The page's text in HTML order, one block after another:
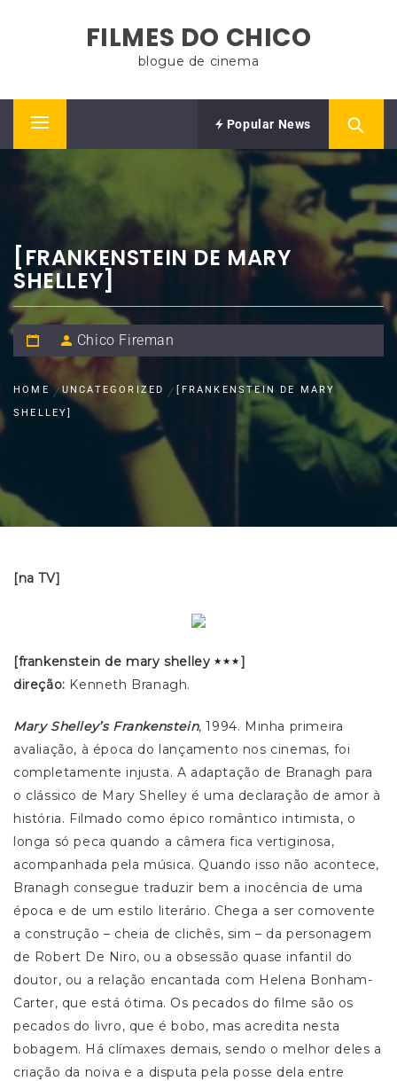
FILMES DO CHICO
blogue de cinema
Primary
Popular News
[FRANKENSTEIN DE MARY
SHELLEY]
Chico Fireman
HOME UNCATEGORIZED
[FRANKENSTEIN DE MARY
SHELLEY]
[na TV]
[frankenstein de mary shelley
]
direção: Kenneth Branagh.
Mary Shelley’s Frankenstein, 1994. Minha primeira
avaliação, à época do lançamento nos cinemas, foi
completamente injusta. A adaptação de Branagh para
o clássico de Mary Shelley é uma declaração de amor à
história. Filmado como épico romântico intimista, o
longa só peca quando a câmera fica vertiginosa,
acompanhada pela música. Quando isso não acontece,
Branagh consegue traduzir bem a inocência de uma
época e de um estilo literário. Chega a ser comovente
a construção – cheia de clichês, sim – da personagem
de Robert De Niro, ou a obsessão quase infantil do
doutor, ou a relação encantada com Helena Bonham-
Carter, que está ótima. Os pecados do filme são os
pecados do livro, que é bobo, mas acredita nesta
bobagem. Há clímaxes demais, sendo o melhor deles a
criação da noiva e a disputa pela posse dela entre